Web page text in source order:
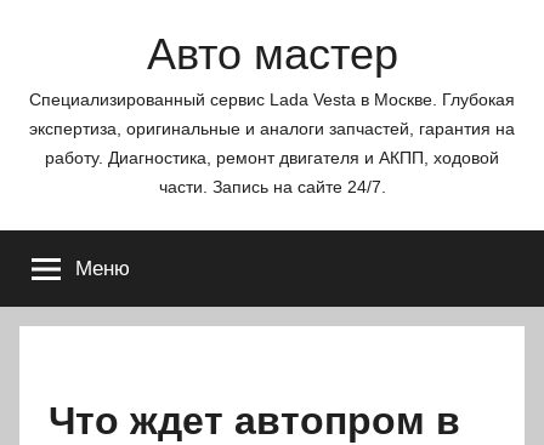
Авто мастер
Специализированный сервис Lada Vesta в Москве. Глубокая
экспертиза, оригинальные и аналоги запчастей, гарантия на
работу. Диагностика, ремонт двигателя и АКПП, ходовой
части. Запись на сайте 24/7.
Меню
Что ждет автопром в